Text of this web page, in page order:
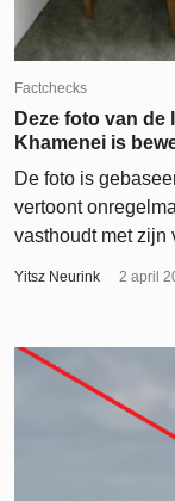
Factchecks
Deze foto van
Khamenei is
De foto is
vertoont
vasthoudt met zijn
Yitsz Neurink 2 april